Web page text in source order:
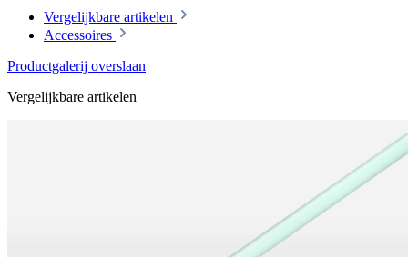
Vergelijkbare artikelen
Accessoires
Productgalerij overslaan
Vergelijkbare artikelen